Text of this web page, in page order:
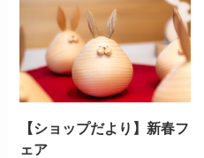
【ショップだより】新春フ
ェア